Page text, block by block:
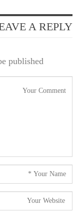
A REPLY
published.